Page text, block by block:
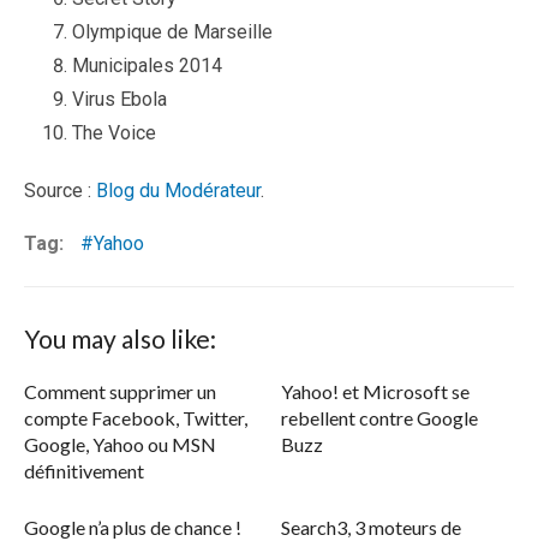
Olympique de Marseille
Municipales 2014
Virus Ebola
The Voice
Source : Blog du Modérateur.
Tag: Yahoo
You may also like:
Comment supprimer un
compte Facebook, Twitter,
Google, Yahoo ou MSN
définitivement
Yahoo! et Microsoft se
rebellent contre Google
Buzz
Google n’a plus de chance !
Search3, 3 moteurs de